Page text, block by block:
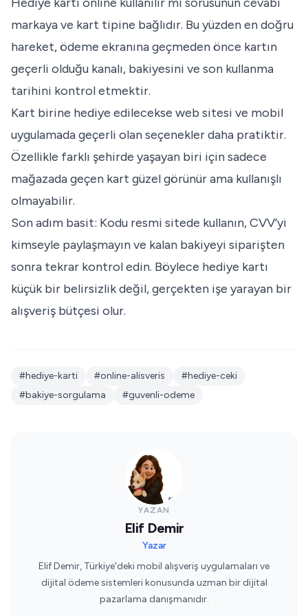
markaya ve kart tipine bağlıdır. Bu yüzden en doğru
hareket, ödeme ekranına geçmeden önce kartın
geçerli olduğu kanalı, bakiyesini ve son kullanma
tarihini kontrol etmektir.
Kart birine hediye edilecekse web sitesi ve mobil
uygulamada geçerli olan seçenekler daha pratiktir.
Özellikle farklı şehirde yaşayan biri için sadece
mağazada geçen kart güzel görünür ama kullanışlı
olmayabilir.
Son adım basit: Kodu resmi sitede kullanın, CVV’yi
kimseyle paylaşmayın ve kalan bakiyeyi siparişten
sonra tekrar kontrol edin. Böylece hediye kartı
küçük bir belirsizlik değil, gerçekten işe yarayan bir
alışveriş bütçesi olur.
#hediye-karti #online-alisveris
#hediye-ceki
#bakiye-sorgulama
#guvenli-odeme
YAZAN
Elif Demir
Yazar
Elif Demir, Türkiye'deki mobil alışveriş uygulamaları ve
dijital ödeme sistemleri konusunda uzman bir dijital
pazarlama danışmanıdır.